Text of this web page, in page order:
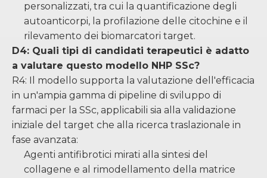
personalizzati, tra cui la quantificazione degli
autoanticorpi, la profilazione delle citochine e il
rilevamento dei biomarcatori target.
D4: Quali tipi di candidati terapeutici è adatto
a valutare questo modello NHP SSc?
R4: Il modello supporta la valutazione dell'efficacia
in un'ampia gamma di pipeline di sviluppo di
farmaci per la SSc, applicabili sia alla validazione
iniziale del target che alla ricerca traslazionale in
fase avanzata:
Agenti antifibrotici mirati alla sintesi del
collagene e al rimodellamento della matrice